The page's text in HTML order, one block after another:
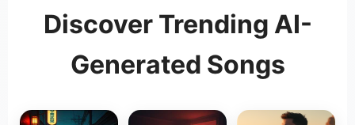
Discover Trending AI-
Generated Songs